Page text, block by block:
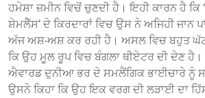
ਹਮੇਸ਼ਾ ਜ਼ਮੀਨ ਵਿਚੋਂ ਚੁਣਦੀ ਹੈ। ਇਹੀ ਕਾਰਨ ਹੈ ਕਿ
ਸ਼ੇਮਲੈੱਸ’ ਦੇ ਕਿਰਦਾਰਾਂ ਵਿਚ ਉਸ ਨੇ ਅਜਿਹੀ ਜਾਨ
ਅੱਜ ਅਸ਼-ਅਸ਼ ਕਰ ਰਹੀ ਹੈ। ਅਸਲ ਵਿਚ ਬਹੁਤ ਘੱਟ
ਕਿ ਉਹ ਮੂਲ ਰੂਪ ਵਿਚ ਬੰਗਲਾ ਥੀਏਟਰ ਦੀ ਦੇਣ
ਐਵਾਰਡ ਦੁਨੀਆ ਭਰ ਦੇ ਸਮਲੈਂਗਿਕ ਭਾਈਚਾਰੇ ਨੂੰ
ਉਸਨੇ ਕਿਹਾ ਕਿ ਉਹ ਇਕ ਵਰਗ ਦੀ ਲੜਾਈ ਦਾ